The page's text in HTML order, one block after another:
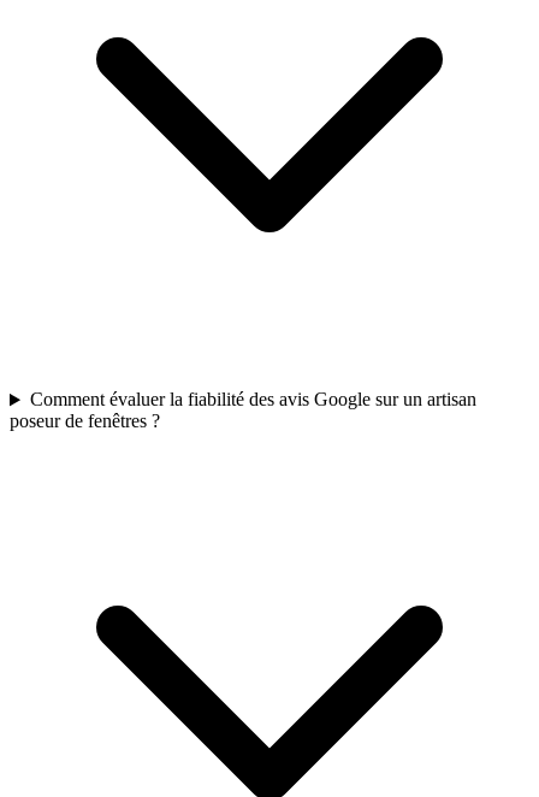
Comment évaluer la fiabilité des avis Google sur un artisan
poseur de fenêtres ?